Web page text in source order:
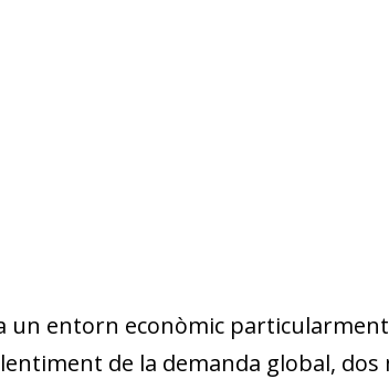
un entorn econòmic
de la demanda global,